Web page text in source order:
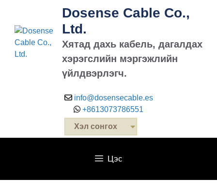
Dosense Cable Co.,
Ltd.
Хятад дахь кабель, дагалдах
хэрэгслийн мэргэжлийн
үйлдвэрлэгч.
info@dosensecable.es
+8613073786551
Хэл сонгох
Цэс